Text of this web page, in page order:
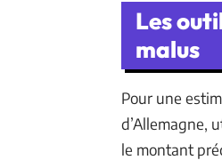
Les
malus
Pour une
d’Allemagne,
le montant